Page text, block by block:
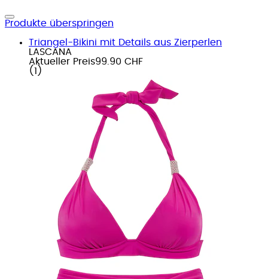
Produkte überspringen
Triangel-Bikini mit Details aus Zierperlen
LASCANA
Aktueller Preis99.90 CHF
( 1 )